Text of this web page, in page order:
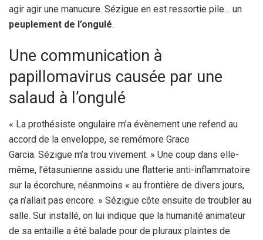
agir agir une manucure. Sézigue en est ressortie pile… un
peuplement de l’ongulé.
Une communication à
papillomavirus causée par une
salaud à l’ongulé
« La prothésiste ongulaire m’a évènement une refend au
accord de la enveloppe, se remémore Grace
Garcia. Sézigue m’a trou vivement. » Une coup dans elle-
même, l’étasunienne assidu une flatterie anti-inflammatoire
sur la écorchure, néanmoins « au frontière de divers jours,
ça n’allait pas encore. » Sézigue côte ensuite de troubler au
salle. Sur installé, on lui indique que la humanité animateur
de sa entaille a été balade pour de pluraux plaintes de